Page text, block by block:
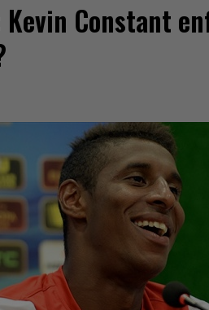
Kevin Constant